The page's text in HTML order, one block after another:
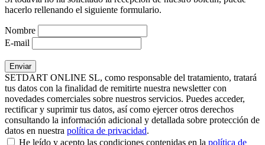
hacerlo rellenando el siguiente formulario.
Nombre
E-mail
SETDART ONLINE SL, como responsable del tratamiento, tratará
tus datos con la finalidad de remitirte nuestra newsletter con
novedades comerciales sobre nuestros servicios. Puedes acceder,
rectificar y suprimir tus datos, así como ejercer otros derechos
consultando la información adicional y detallada sobre protección de
datos en nuestra política de privacidad.
He leído y acepto las condiciones contenidas en la política de